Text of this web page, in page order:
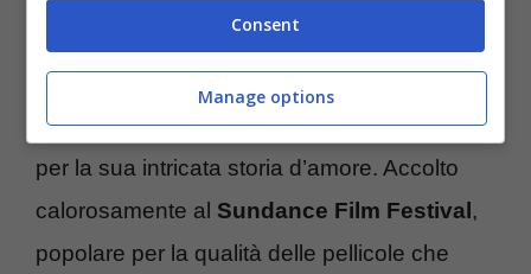
Preparate copertina, tisana e popcorn
Uscito qualche giorno, “
Chloe Domont, ha destato grande interesse
per la sua intricata storia d’amore. Accolto
calorosamente al Sundance Film Festival ,
popolare per la qualità delle pellicole che
Consent
Manage options